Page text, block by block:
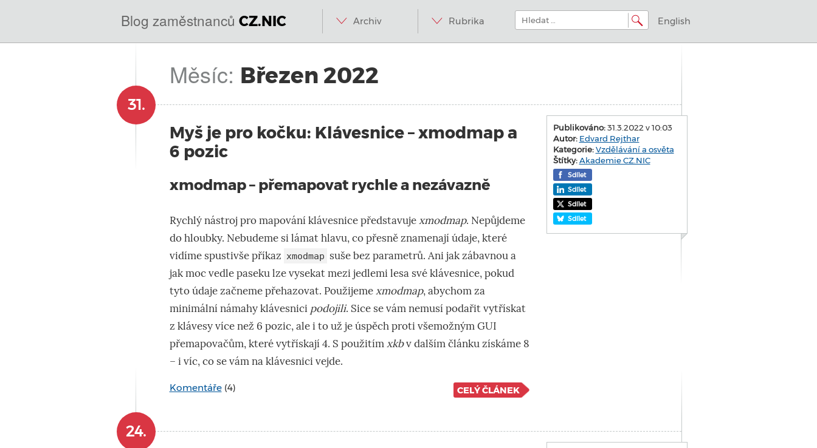
Blog zaměstnanců CZ.NIC
SOA
domény.dns.enum.mojeid.internet.
obsah
Archiv Rubrika English
Hledat:
Měsíc: Březen 2022
Myš je pro kočku: Klávesnice – xmodmap a
6 pozic
31.
xmodmap – přemapovat rychle a nezávazně
Rychlý nástroj pro mapování klávesnice představujexmodmap. Nepůjdeme
do hloubky. Nebudeme si lámat hlavu, co přesně znamenají údaje, které
vidíme spustivše příkaz xmodmap suše bez parametrů. Ani jak zábavnou a
jak moc vedle paseku lze vysekat mezi jedlemi lesa své klávesnice, pokud
tyto údaje začneme přehazovat. Použijemexmodmap, abychom za
minimální námahy klávesnici podojili. Sice se vám nemusí podařit vytřískat
z klávesy více než 6 pozic, ale i to už je úspěch proti všemožným GUI
přemapovačům, které vytřískají 4. S použitímxkbv dalším článku získáme 8
– i víc, co se vám na klávesnici vejde.
Komentáře (4) CELÝ ČLÁNEK
Publikováno:31.3.2022 v 10:03
Autor: Edvard Rejthar
Kategorie: Vzdělávání a osvěta
Štítky: Akademie CZ.NIC
Sdílet
Sdílet
Sdílet
Sdílet
24.